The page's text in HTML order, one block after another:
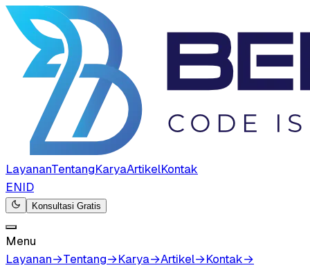
LayananTentangKaryaArtikelKontak
ENID
Konsultasi Gratis
Menu
Layanan→Tentang→Karya→Artikel→Kontak→